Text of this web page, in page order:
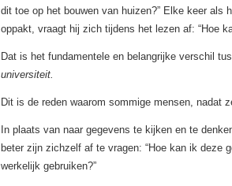
dit toe op het bouwen van huizen?” Elke keer als
oppakt, vraagt hij zich tijdens het lezen af: “Hoe
Dat is het fundamentele en belangrijke verschil
universiteit.
Dit is de reden waarom sommige mensen, nadat
In plaats van naar gegevens te kijken en te
beter zijn zichzelf af te vragen: “Hoe kan ik deze
werkelijk gebruiken?”